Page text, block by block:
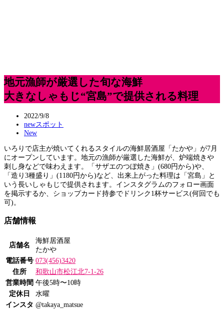
地元漁師が厳選した旬な海鮮
大きなしゃもじ“宮島”で提供される料理
2022/9/8
newスポット
New
いろりで店主が焼いてくれるスタイルの海鮮居酒屋「たかや」が7月
にオープンしています。地元の漁師が厳選した海鮮が、炉端焼きや
刺し身などで味わえます。「サザエのつぼ焼き」(680円から)や、
「造り3種盛り」(1180円から)など、出来上がった料理は「宮島」と
いう長いしゃもじで提供されます。インスタグラムのフォロー画面
を掲示するか、ショップカード持参でドリンク1杯サービス(何回でも
可)。
店舗情報
店舗名
海鮮居酒屋
たかや
電話番号 073(456)3420
住所
和歌山市松江北7-1-26
営業時間 午後5時〜10時
定休日
水曜
インスタ @takaya_matsue